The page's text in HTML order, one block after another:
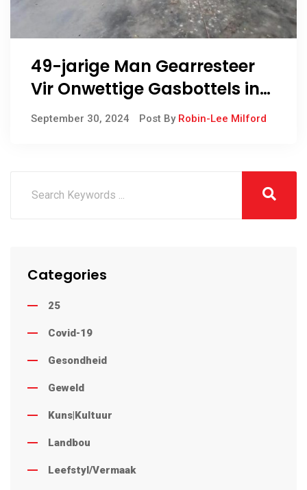
49-jarige Man Gearresteer
Vir Onwettige Gasbottels in
ZF Mgcawu-distrik
September 30, 2024 Post By Robin-Lee Milford
Categories
25
Covid-19
Gesondheid
Geweld
Kuns|Kultuur
Landbou
Leefstyl/Vermaak